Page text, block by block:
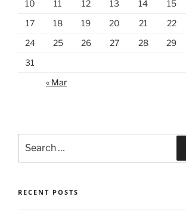
10
11 12 13 14 15
17
18 19 20 21 22
24
25 26 27 28 29
31
« Mar
for:
RECENT POSTS